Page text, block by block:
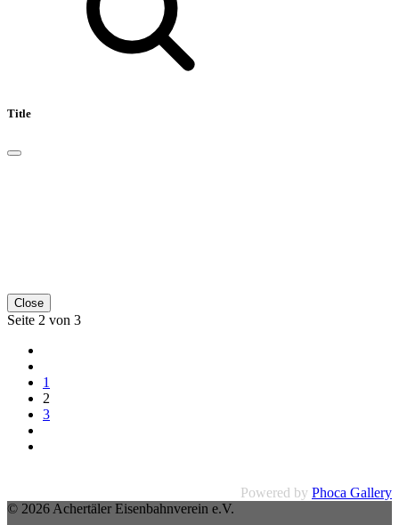
Title
Close
Seite 2 von 3
1
2
3
Powered by Phoca Gallery
© 2026 Achertäler Eisenbahnverein e.V.